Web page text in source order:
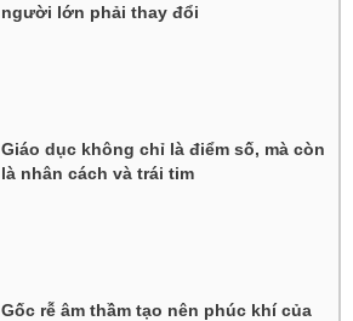
người lớn phải thay đổi
Giáo dục không chỉ là điểm số, mà còn
là nhân cách và trái tim
Gốc rễ âm thầm tạo nên phúc khí của